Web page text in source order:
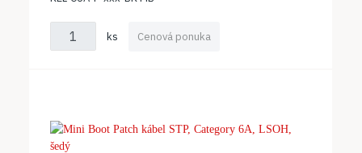
ks Cenová ponuka